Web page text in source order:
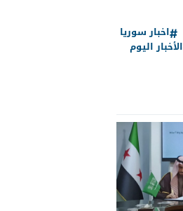
اخبار سوريا
الأخبار اليوم